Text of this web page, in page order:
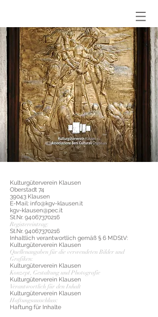
Kulturgüterverein Klausen
Oberstadt 74
39043 Klausen
E-Mail: info@kgv-klausen.it
kgv-klausen@pec.it
St.Nr. 94067370216
Registereintrag:
St.Nr. 94067370216
Inhaltlich verantwortlich gemäß § 6 MDStV:
Kulturgüterverein Klausen
Quellenangaben für die verwendeten Bilder und
Grafiken:
Kulturgüterverein Klausen
Konzept, Gestaltung und Photografie
Kulturgüterverein Klausen
Verantwortlich für den Inhalt
Kulturgüterverein Klausen
Haftungsausschluss:
Haftung für Inhalte